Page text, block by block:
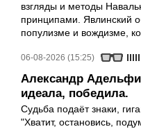
взгляды и методы
принципами. Явлинский
популизме и вождизме,
06-08-2026 (15:25)
Александр
идеала, победила.
Судьба подаёт знаки,
"Хватит, остановись,